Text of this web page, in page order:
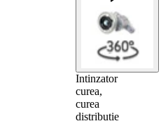
Intinzator
curea,
curea
distributie